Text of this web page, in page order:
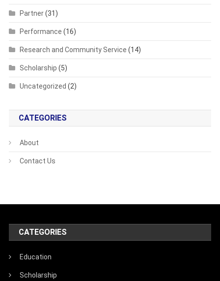
Partner(31)
Performance (16)
Research and Community Service (14)
Scholarship (5)
Uncategorized (2)
CATEGORIES
About
Contact Us
CATEGORIES
Education
Scholarship